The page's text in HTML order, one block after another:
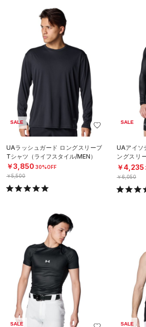
SALE
UAラッシュガード ロングスリーブ
Tシャツ（ライフスタイル/MEN）
￥3,850 30%OFF
￥5,500
SALE
UAアイソ
ングスリ
（ベース
￥4,235
￥6,050
SALE SALE